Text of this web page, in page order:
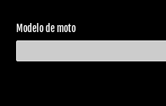
Modelo de moto